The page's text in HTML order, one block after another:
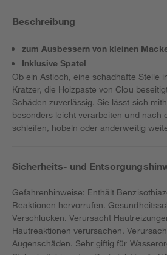
Beschreibung
zum Ausbessern von kleinen
Inklusive Spatel
Ob ein Astloch, eine schadhafte Stelle
Kratzer, die Holzpaste von Clou
Schäden zuverlässig. Sie lässt sich
besonders leicht verarbeiten und nach
schleifen, hobeln oder anderweitig
Sicherheits- und
Gefahrenhinweise: Enthält
Reaktionen hervorrufen.
Verschlucken. Verursacht
Hautreaktionen verursachen.
Augenschäden. Sehr giftig für